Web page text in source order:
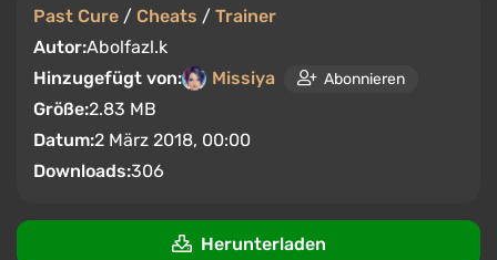
Past Cure / Cheats / Trainer
Autor:Abolfazl.k
Hinzugefügt von:
Missiya Abonnieren
Größe:2.83 MB
Datum:2 März 2018, 00:00
Downloads:306
Herunterladen